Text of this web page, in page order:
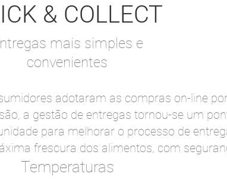
& COLLECT
mais simples e
convenientes
adotaram as compras on-line
a gestão de entregas tornou-se um
para melhorar o processo de
frescura dos alimentos, com
Temperaturas